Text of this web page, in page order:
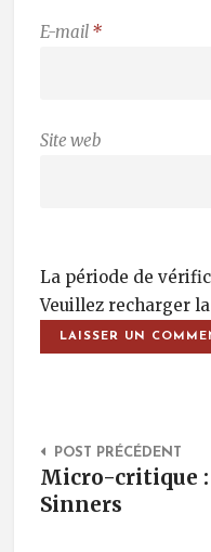
E-mail *
Site web
La période de
Veuillez recharger
Post
POST PRÉCÉDENT
Micro-critique :
Sinners